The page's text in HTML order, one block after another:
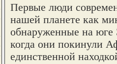
Первые люди
нашей планете как
обнаруженные на
когда они покинули
единственной